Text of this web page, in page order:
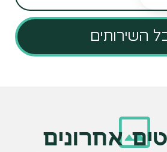
השירותים
אחרונים